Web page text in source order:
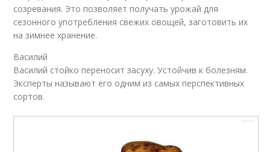
созревания. Это позволяет получать урожай для
сезонного употребления свежих овощей, заготовить их
на зимнее хранение.
Василий
Василий стойко переносит засуху. Устойчив к болезням.
Эксперты называют его одним из самых перспективных
сортов.